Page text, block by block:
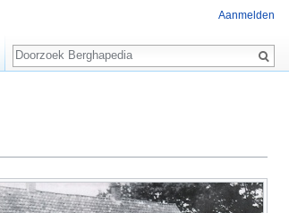
Aanmelden
Zoeken